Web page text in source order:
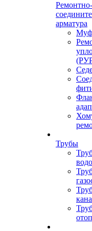
Ремонтно-
арматура
Трубы